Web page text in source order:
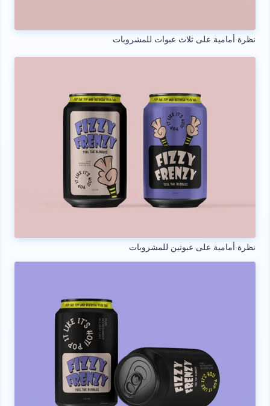
نظرة أمامية على ثلاث عبوات للمشروبات
نظرة أمامية على عبوتين للمشروبات